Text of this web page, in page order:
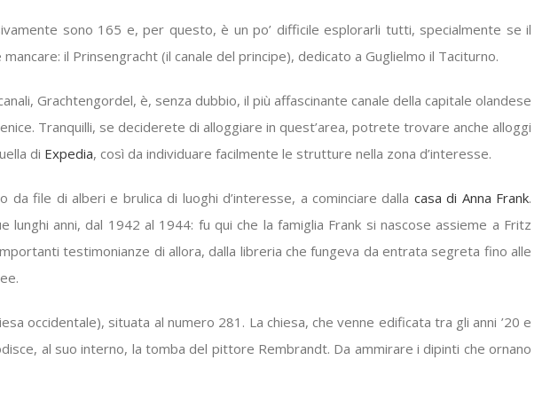
sono 165 e, per questo, è un po’ difficile esplorarli tutti, specialmente se il
il Prinsengracht (il canale del principe), dedicato a Guglielmo il Taciturno.
Grachtengordel, è, senza dubbio, il più affascinante canale della capitale olandese
Tranquilli, se deciderete di alloggiare in quest’area, potrete trovare anche alloggi
di Expedia, così da individuare facilmente le strutture nella zona d’interesse.
file di alberi e brulica di luoghi d’interesse, a cominciare dalla casa di Anna Frank.
anni, dal 1942 al 1944: fu qui che la famiglia Frank si nascose assieme a Fritz
testimonianze di allora, dalla libreria che fungeva da entrata segreta fino alle
occidentale), situata al numero 281. La chiesa, che venne edificata tra gli anni ’20 e
al suo interno, la tomba del pittore Rembrandt. Da ammirare i dipinti che ornano